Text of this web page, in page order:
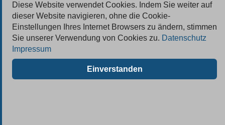
© 2026 Deutsche Jobmarkt GmbH
Inserieren
Kontakt
Diese Website verwendet Cookies. Indem Sie weiter auf
dieser Website navigieren, ohne die Cookie-
Einstellungen Ihres Internet Browsers zu ändern, stimmen
Sie unserer Verwendung von Cookies zu. Datenschutz
Impressum
Einverstanden